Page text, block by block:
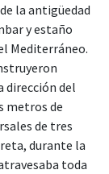
la antigüedad
y estaño
Mediterráneo.
dirección del
metros de
de tres
durante la
toda